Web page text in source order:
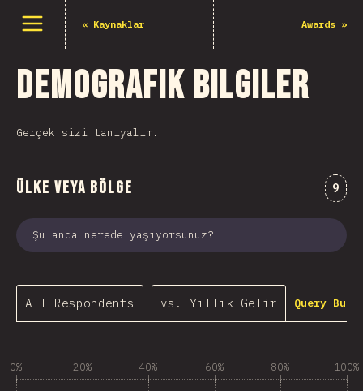
Menüyü aç « Kaynaklar Awards »
Demografik Bilgiler
Gerçek sizi tanıyalım.
Ülke veya Bölge 9
Şu anda nerede yaşıyorsunuz?
All Respondents vs. Yıllık Gelir Query
0% 20% 40% 60% 80% 100%